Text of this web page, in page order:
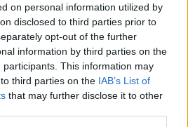
on personal information utilized by
disclosed to third parties prior to
opt-out of the further
information by third parties on the
participants. This information may
third parties on the IAB’s List of
that may further disclose it to other
tudták ugyan cserélni, de megint
az emelő, az bizony továbbra
kerékcserén. Vajon most sima